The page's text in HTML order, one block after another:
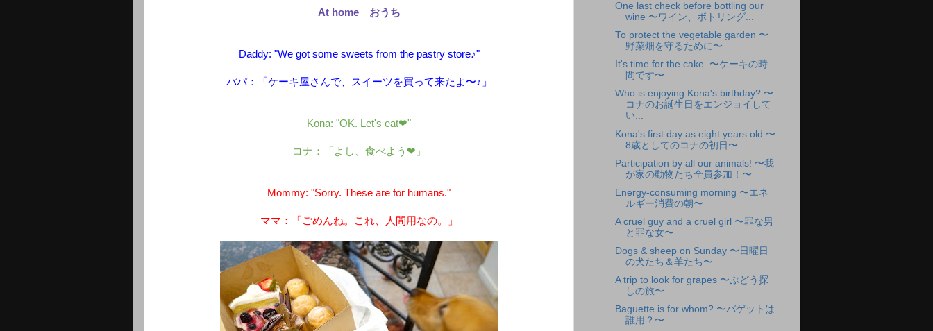
At home おうち
Daddy: "We got some sweets from the pastry store♪"
パパ：「ケーキ屋さんで、スイーツを買って来たよ〜♪」
Kona: "OK. Let's eat❤︎"
コナ：「よし、食べよう❤︎」
Mommy: "Sorry. These are for humans."
ママ：「ごめんね。これ、人間用なの。」
One last check before bottling our
wine 〜ワイン、ボトリング...
To protect the vegetable garden 〜
野菜畑を守るために〜
It's time for the cake. 〜ケーキの時
間です〜
Who is enjoying Kona's birthday? 〜
コナのお誕生日をエンジョイして
い...
Kona's first day as eight years old 〜
8歳としてのコナの初日〜
Participation by all our animals! 〜我
が家の動物たち全員参加！〜
Energy-consuming morning 〜エネ
ルギー消費の朝〜
A cruel guy and a cruel girl 〜罪な男
と罪な女〜
Dogs & sheep on Sunday 〜日曜日
の犬たち＆羊たち〜
A trip to look for grapes 〜ぶどう探
しの旅〜
Baguette is for whom? 〜バゲットは
誰用？〜